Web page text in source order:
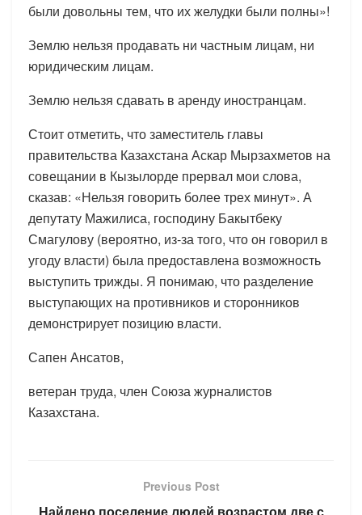
были довольны тем, что их желудки были полны»!
Землю нельзя продавать ни частным лицам, ни
юридическим лицам.
Землю нельзя сдавать в аренду иностранцам.
Стоит отметить, что заместитель главы
правительства Казахстана Аскар Мырзахметов на
совещании в Кызылорде прервал мои слова,
сказав: «Нельзя говорить более трех минут». А
депутату Мажилиса, господину Бакытбеку
Смагулову (вероятно, из-за того, что он говорил в
угоду власти) была предоставлена возможность
выступить трижды. Я понимаю, что разделение
выступающих на противников и сторонников
демонстрирует позицию власти.
Сапен Ансатов,
ветеран труда, член Союза журналистов
Казахстана.
Previous Post
Найдено поселение людей возрастом две с